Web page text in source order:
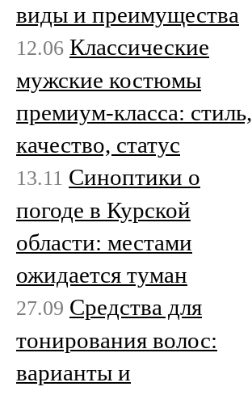
виды и преимущества
12.06 Классические
мужские костюмы
премиум-класса: стиль,
качество, статус
13.11 Cиноптики о
погоде в Курской
области: местами
ожидается туман
27.09 Средства для
тонирования волос:
варианты и